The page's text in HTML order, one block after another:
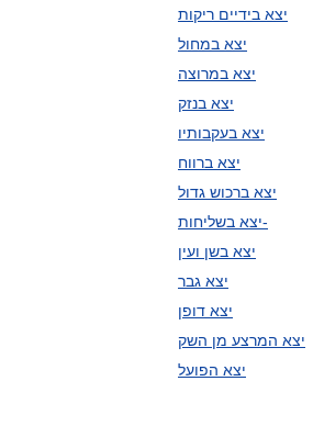
יצא בידיים ריקות
יצא במחול
יצא במרוצה
יצא בנזק
יצא בעקבותיו
יצא ברווח
יצא ברכוש גדול
יצא בשליחות-
יצא בשן ועין
יצא גבר
יצא דופן
יצא המרצע מן השק
יצא הפועל